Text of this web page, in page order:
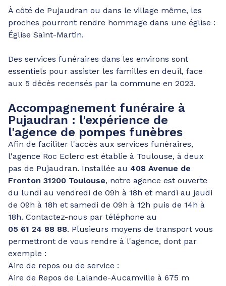
À côté de Pujaudran ou dans le village même, les
proches pourront rendre hommage dans une église :
Église Saint-Martin.
Des services funéraires dans les environs sont
essentiels pour assister les familles en deuil, face
aux 5 décès recensés par la commune en 2023.
Accompagnement funéraire à
Pujaudran : l'expérience de
l'agence de pompes funèbres
Afin de faciliter l'accès aux services funéraires,
l'agence Roc Eclerc est établie à Toulouse, à deux
pas de Pujaudran. Installée au 408 Avenue de
Fronton 31200 Toulouse, notre agence est ouverte
du lundi au vendredi de 09h à 18h et mardi au jeudi
de 09h à 18h et samedi de 09h à 12h puis de 14h à
18h. Contactez-nous par téléphone au
05 61 24 88 88. Plusieurs moyens de transport vous
permettront de vous rendre à l'agence, dont par
exemple :
Aire de repos ou de service :
Aire de Repos de Lalande-Aucamville à 675 m